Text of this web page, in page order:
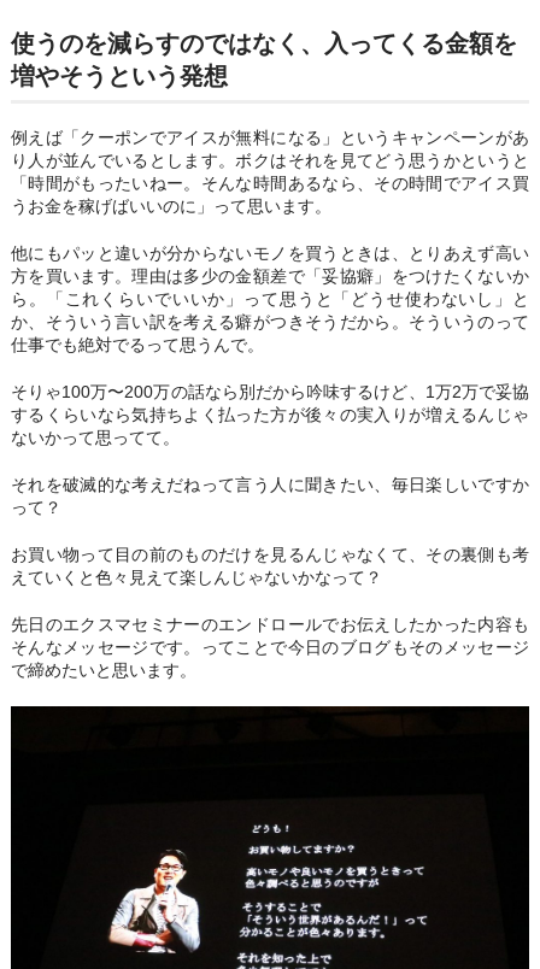
使うのを減らすのではなく、入ってくる金額を
増やそうという発想
例えば「クーポンでアイスが無料になる」というキャンペーンがあ
り人が並んでいるとします。ボクはそれを見てどう思うかというと
「時間がもったいねー。そんな時間あるなら、その時間でアイス買
うお金を稼げばいいのに」って思います。
他にもパッと違いが分からないモノを買うときは、とりあえず高い
方を買います。理由は多少の金額差で「妥協癖」をつけたくないか
ら。「これくらいでいいか」って思うと「どうせ使わないし」と
か、そういう言い訳を考える癖がつきそうだから。そういうのって
仕事でも絶対でるって思うんで。
そりゃ100万〜200万の話なら別だから吟味するけど、1万2万で妥協
するくらいなら気持ちよく払った方が後々の実入りが増えるんじゃ
ないかって思ってて。
それを破滅的な考えだねって言う人に聞きたい、毎日楽しいですか
って？
お買い物って目の前のものだけを見るんじゃなくて、その裏側も考
えていくと色々見えて楽しんじゃないかなって？
先日のエクスマセミナーのエンドロールでお伝えしたかった内容も
そんなメッセージです。ってことで今日のブログもそのメッセージ
で締めたいと思います。